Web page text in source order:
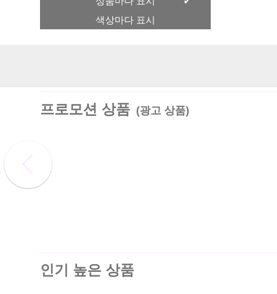
색상마다 표시
프로모션 상품 (광고 상품)
인기 높은 상품